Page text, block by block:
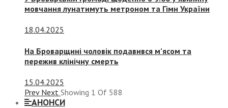
мовчання лунатимуть метроном та Гімн України
18.04.2025
На Броварщині чоловік подавився м’ясом та
пережив клінічну смерть
15.04.2025
Prev Next Showing 1 Of 588
АНОНСИ